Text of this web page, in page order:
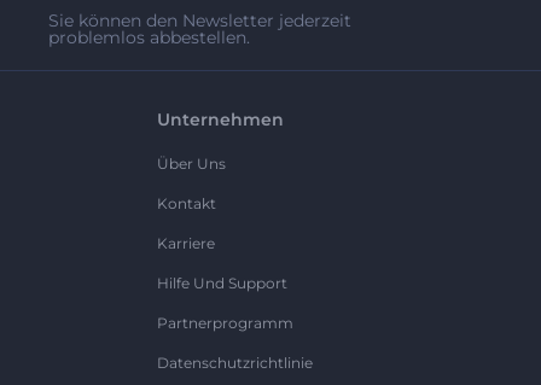
Sie können den Newsletter jederzeit
problemlos abbestellen.
Unternehmen
Über Uns
Kontakt
Karriere
Hilfe Und Support
Partnerprogramm
Datenschutzrichtlinie